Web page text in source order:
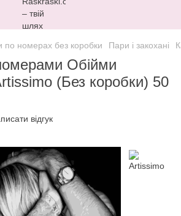
по номерах без коробки Пари і закохані
Обійми
(Без коробки) 50
відгук